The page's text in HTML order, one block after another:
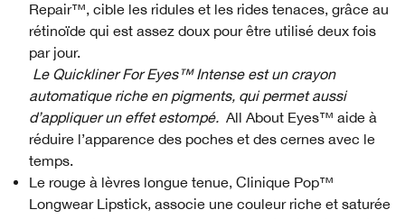
Repair™, cible les ridules et les rides tenaces, grâce au
rétinoïde qui est assez doux pour être utilisé deux fois
par jour.
Le Quickliner For Eyes™ Intense est un crayon
automatique riche en pigments, qui permet aussi
d’appliquer un effet estompé. All About Eyes™ aide à
réduire l’apparence des poches et des cernes avec le
temps.
Le rouge à lèvres longue tenue, Clinique Pop™
Longwear Lipstick, associe une couleur riche et saturée